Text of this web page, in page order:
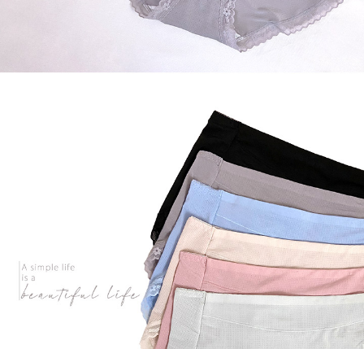
時審查核予不同之上限額度；若仍有額度不足之情形，本公司將視審查結果
５．嚴禁一人註冊多個帳號或使用他人資訊註冊。若發現惡意使用之情形，
恩沛科技股份有限公司將有權停止該用戶之使用額度並採取法律行動。